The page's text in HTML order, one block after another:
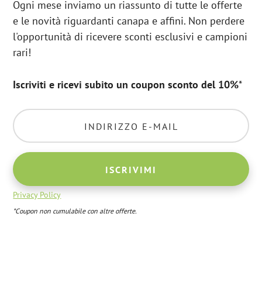
Ogni mese inviamo un riassunto di tutte le offerte
e le novità riguardanti canapa e affini. Non perdere
l'opportunità di ricevere sconti esclusivi e campioni
rari!
Iscriviti e ricevi subito un coupon sconto del 10%*
Privacy Policy
*Coupon non cumulabile con altre offerte.